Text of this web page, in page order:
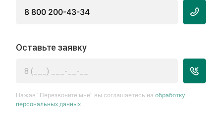
8 800 200-43-34
Оставьте заявку
Нажав “Перезвоните мне” вы соглашаетесь наобработку
персональных данных